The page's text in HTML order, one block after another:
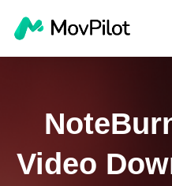
Video